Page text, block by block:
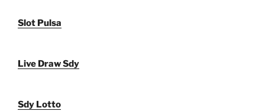
Slot Pulsa
Live Draw Sdy
Sdy Lotto